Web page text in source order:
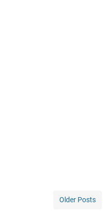
Older Posts